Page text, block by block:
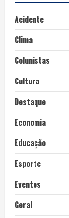
Acidente
Clima
Colunistas
Cultura
Destaque
Economia
Educação
Esporte
Eventos
Geral